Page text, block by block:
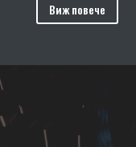
Виж повече